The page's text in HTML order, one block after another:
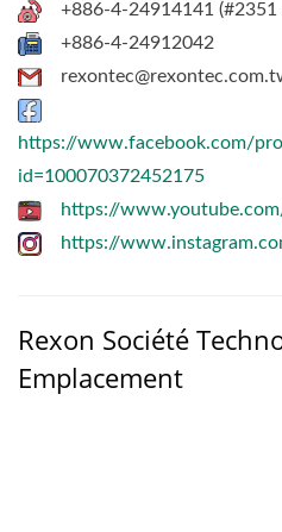
+886-4-24914141 (#2351
+886-4-24912042
https://www.facebook.com/
id=100070372452175
https://
https://
Rexon Société
Emplacement